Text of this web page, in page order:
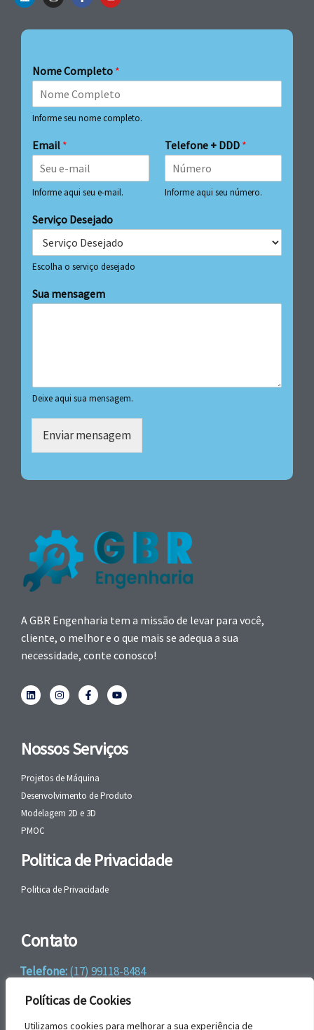
Políticas de Cookies
Utilizamos cookies para melhorar a sua experiência de
Nome Completo *
Informe seu nome completo.
Email *
Informe aqui seu e-mail.
Telefone + DDD *
Informe aqui seu número.
Serviço Desejado
Escolha o serviço desejado
Sua mensagem
Deixe aqui sua mensagem.
Enviar mensagem
A GBR Engenharia tem a missão de levar para você,
cliente, o melhor e o que mais se adequa a sua
necessidade, conte conosco!
Nossos Serviços
Projetos de Máquina
Desenvolvimento de Produto
Modelagem 2D e 3D
PMOC
Politica de Privacidade
Politica de Privacidade
Contato
Telefone:(17) 99118-8484
WhatsApp:+55 (17) 99118-8484
email:faleconosco@gbrengenharia.com